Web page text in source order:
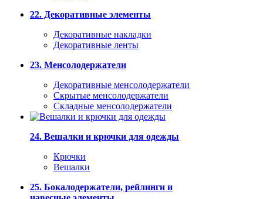
22. Декоративные элементы
Декоративные накладки
Декоративные ленты
23. Менсолодержатели
Декоративные менсолодержатели
Скрытые менсолодержатели
Складные менсолодержатели
24. Вешалки и крючки для одежды
Крючки
Вешалки
25. Бокалодержатели, рейлинги и